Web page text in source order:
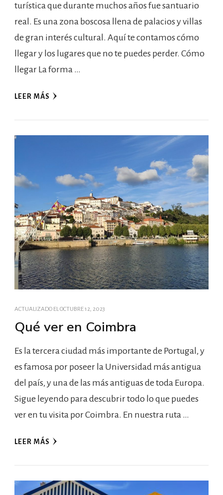
turística que durante muchos años fue santuario
real. Es una zona boscosa llena de palacios y villas
de gran interés cultural. Aquí te contamos cómo
llegar y los lugares que no te puedes perder. Cómo
llegar La forma …
LEER MÁS
ACTUALIZADO ELOCTUBRE 12, 2023
Qué ver en Coimbra
Es la tercera ciudad más importante de Portugal, y
es famosa por poseer la Universidad más antigua
del país, y una de las más antiguas de toda Europa.
Sigue leyendo para descubrir todo lo que puedes
ver en tu visita por Coimbra. En nuestra ruta …
LEER MÁS